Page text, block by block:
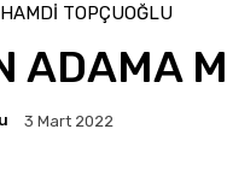
HAMDI TOPÇUOĞLU
ADAMA
3 Mart 2022